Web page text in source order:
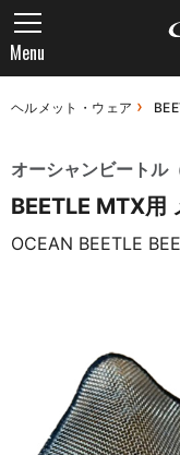
Menu
ヘルメット・ウェア
オーシャンビートル
BEETLE MTX用
OCEAN BEETLE